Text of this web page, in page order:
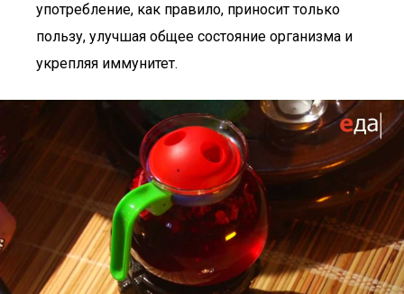
употребление, как правило, приносит только
пользу, улучшая общее состояние организма и
укрепляя иммунитет.